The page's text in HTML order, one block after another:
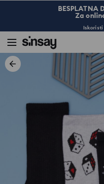
BESPLATNA
Za
Iskoristi